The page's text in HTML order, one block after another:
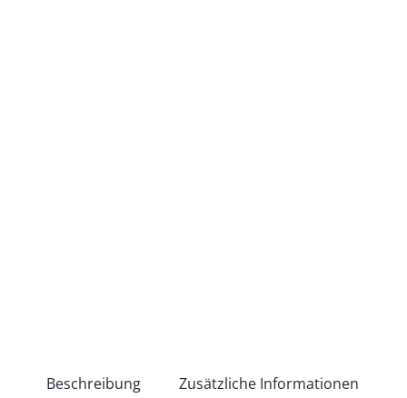
Beschreibung Zusätzliche Informationen